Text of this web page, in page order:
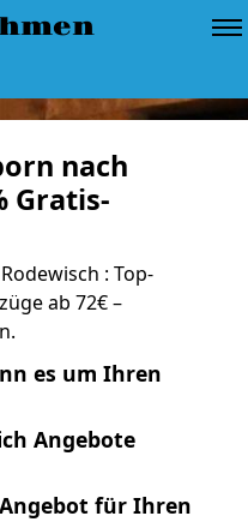
nach
Gratis-
: Top-
ab 72€ –
es um Ihren
Angebote
für Ihren